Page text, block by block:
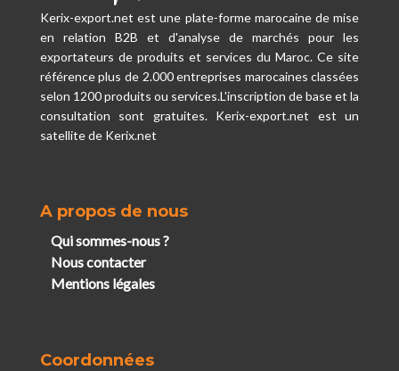
Kerix-export.net est une plate-forme marocaine de mise
en relation B2B et d'analyse de marchés pour les
exportateurs de produits et services du Maroc. Ce site
référence plus de 2.000 entreprises marocaines classées
selon 1200 produits ou services.L'inscription de base et la
consultation sont gratuites. Kerix-export.net est un
satellite de Kerix.net
A propos de nous
Qui sommes-nous ?
Nous contacter
Mentions légales
Coordonnées